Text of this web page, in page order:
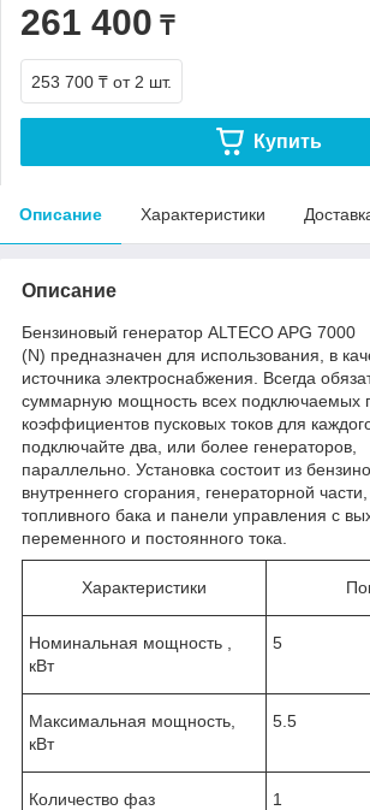
261 400 ₸
253 700 ₸ от 2 шт.
Купить
Описание Характеристики
Описание
Бензиновый генератор ALTECO APG 7000
(N) предназначен для использования, в
источника электроснабжения. Всегда
суммарную мощность всех подключаемых
коэффициентов пусковых токов для
подключайте два, или более генераторов,
параллельно. Установка состоит из
внутреннего сгорания, генераторной
топливного бака и панели управления с
переменного и постоянного тока.
Характеристики
Номинальная мощность ,
кВт
5
Максимальная мощность,
кВт
5.5
Количество фаз 1